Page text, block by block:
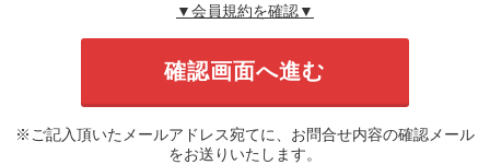
▼会員規約を確認▼
※ご記入頂いたメールアドレス宛てに、お問合せ内容の確認メール
をお送りいたします。